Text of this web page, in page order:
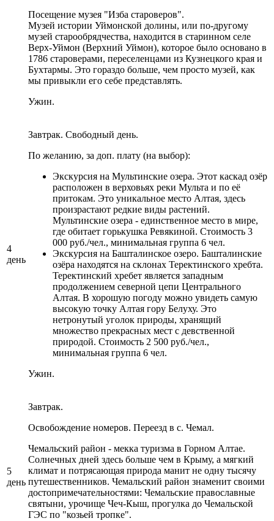
Посещение музея "Изба староверов".
Музей истории Уймонской долины, или по-другому
музей старообрядчества, находится в старинном селе
Верх-Уймон (Верхний Уймон), которое было основано в
1786 староверами, переселенцами из Кузнецкого края и
Бухтармы. Это гораздо больше, чем просто музей, как
мы привыкли его себе представлять.
Ужин.
4
день
Завтрак. Свободный день.
По желанию, за доп. плату (на выбор):
Экскурсия на Мультинские озера. Этот каскад озёр
расположен в верховьях реки Мульта и по её
притокам. Это уникальное место Алтая, здесь
произрастают редкие виды растений.
Мультинские озера - единственное место в мире,
где обитает горькушка Ревякиной. Стоимость 3
000 руб./чел., минимальная группа 6 чел.
Экскурсия на Башталинское озеро. Башталинские
озёра находятся на склонах Теректинского хребта.
Теректинский хребет является западным
продолжением северной цепи Центрального
Алтая. В хорошую погоду можно увидеть самую
высокую точку Алтая гору Белуху. Это
нетронутый уголок природы, хранящий
множество прекрасных мест с девственной
природой. Стоимость 2 500 руб./чел.,
минимальная группа 6 чел.
Ужин.
5
день
Завтрак.
Освобождение номеров. Переезд в с. Чемал.
Чемальский район - мекка туризма в Горном Алтае.
Солнечных дней здесь больше чем в Крыму, а мягкий
климат и потрясающая природа манит не одну тысячу
путешественников. Чемальский район знаменит своими
достопримечательностями: Чемальские православные
святыни, урочище Чеч-Кыш, прогулка до Чемальской
ГЭС по "козьей тропке".